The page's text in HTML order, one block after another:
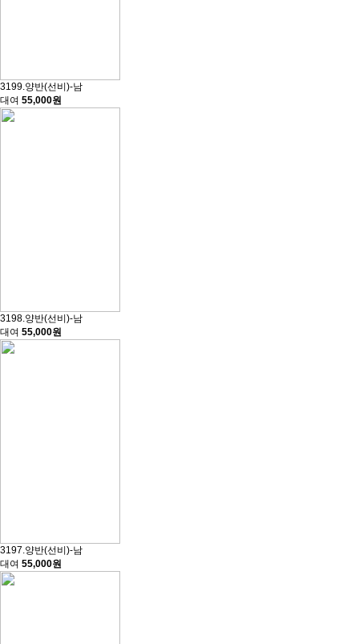
3199.양반(선비)-남
대여 55,000원
3198.양반(선비)-남
대여 55,000원
3197.양반(선비)-남
대여 55,000원